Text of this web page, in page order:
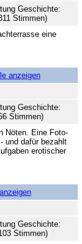
Geschichte:
Stimmen)
eine
anzeigen
Geschichte:
Stimmen)
Nöten. Eine Foto-
und dafür bezahlt
erotischer
Geschichte:
Stimmen)